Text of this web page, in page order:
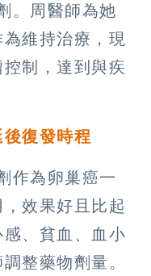
。周醫師為她
維持治療，現
制，達到與疾
復發時程
作為卵巢癌一
效果好且比起
、貧血、血小
整藥物劑量。